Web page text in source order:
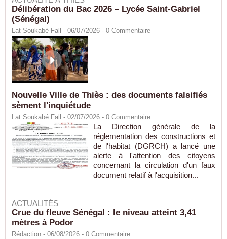
Délibération du Bac 2026 – Lycée Saint-Gabriel
(Sénégal)
Lat Soukabé Fall - 06/07/2026 - 0 Commentaire
Nouvelle Ville de Thiès : des documents falsifiés
sèment l'inquiétude
Lat Soukabé Fall - 02/07/2026 - 0 Commentaire
La Direction générale de la
réglementation des constructions et
de l'habitat (DGRCH) a lancé une
alerte à l'attention des citoyens
concernant la circulation d'un faux
document relatif à l'acquisition...
ACTUALITÉS
Crue du fleuve Sénégal : le niveau atteint 3,41
mètres à Podor
Rédaction - 06/08/2026 - 0 Commentaire